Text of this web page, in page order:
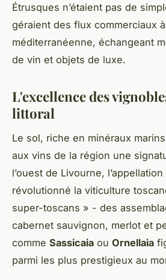
Étrusques n’étaient pas de
géraient des flux commerciaux à
méditerranéenne, échangeant
de vin et objets de luxe.
L'excellence des
littoral
Le sol, riche en minéraux
aux vins de la région une
l’ouest de Livourne, l’appellation
révolutionné la viticulture
super-toscans » - des
cabernet sauvignon, merlot et
comme Sassicaia ou Ornellaia
parmi les plus prestigieux au